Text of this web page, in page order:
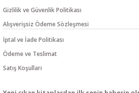
Gizlilik ve Güvenlik Politikası
Alışverişsiz Ödeme Sözleşmesi
İptal ve İade Politikası
Ödeme ve Teslimat
Satış Koşulları